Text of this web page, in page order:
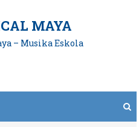
MAYA
– Musika Eskola